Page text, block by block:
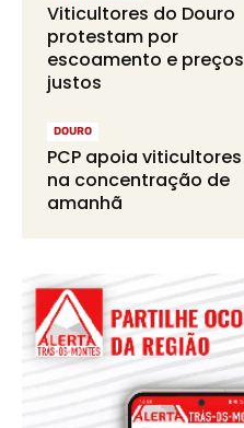
Viticultores do Douro
protestam por
escoamento e preços
justos
DOURO
PCP apoia viticultores
na concentração de
amanhã